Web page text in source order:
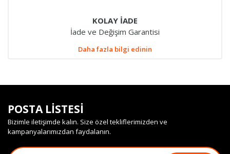
KOLAY İADE
İade ve Değişim Garantisi
Daha fazla bilgi edinin
POSTA LİSTESİ
Bizimle iletişimde kalın. Size özel tekliflerimizden ve
kampanyalarımızdan faydalanın.